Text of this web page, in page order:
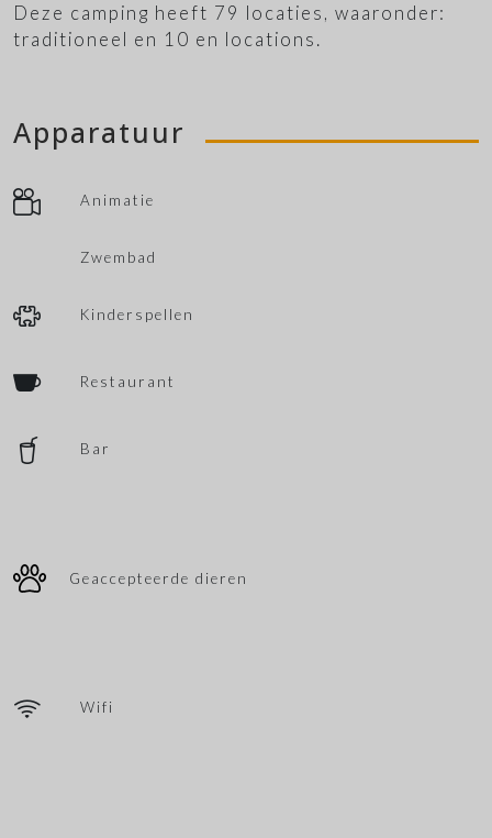
Deze camping heeft 79 locaties, waaronder:
traditioneel en 10 en locations.
Apparatuur
Animatie
Zwembad
Kinderspellen
Restaurant
Bar
Geaccepteerde dieren
Wifi